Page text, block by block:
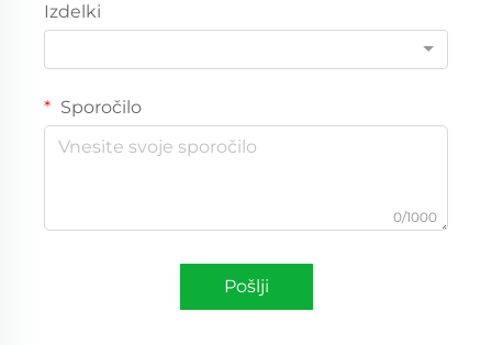
Izdelki
Sporočilo
0/1000
Pošlji